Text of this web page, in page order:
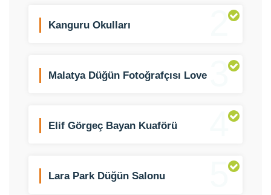
2
Kanguru Okulları
3
Malatya Düğün Fotoğrafçısı Love
4
Elif Görgeç Bayan Kuaförü
5
Lara Park Düğün Salonu